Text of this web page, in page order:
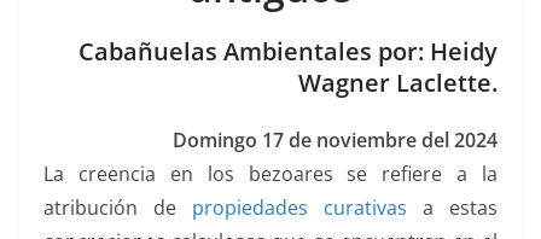
o p er
Cabañuelas Ambientales por: Heidy
Wagner Laclette.
Domingo 17 de noviembre del 2024
La creencia en los bezoares se refiere a la
atribución de propiedades curativas a estas